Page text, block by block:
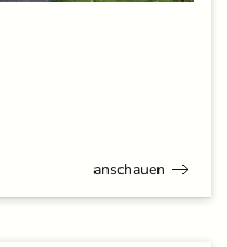
anschauen